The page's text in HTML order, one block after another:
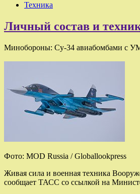
Техника
Личный состав и
Минобороны: Су-34 авиабомбами с
Фото: MOD Russia / Globallookpress
Живая сила и военная техника
сообщает ТАСС со ссылкой на